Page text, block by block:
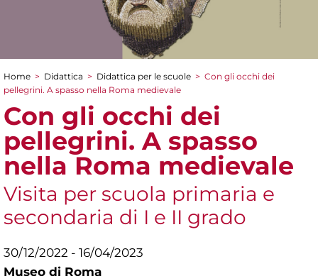
Tu sei qui
Home > Didattica > Didattica per le scuole > Con gli occhi dei
pellegrini. A spasso nella Roma medievale
Con gli occhi dei
pellegrini. A spasso
nella Roma medievale
Visita per scuola primaria e
secondaria di I e II grado
30/12/2022 - 16/04/2023
Museo di Roma